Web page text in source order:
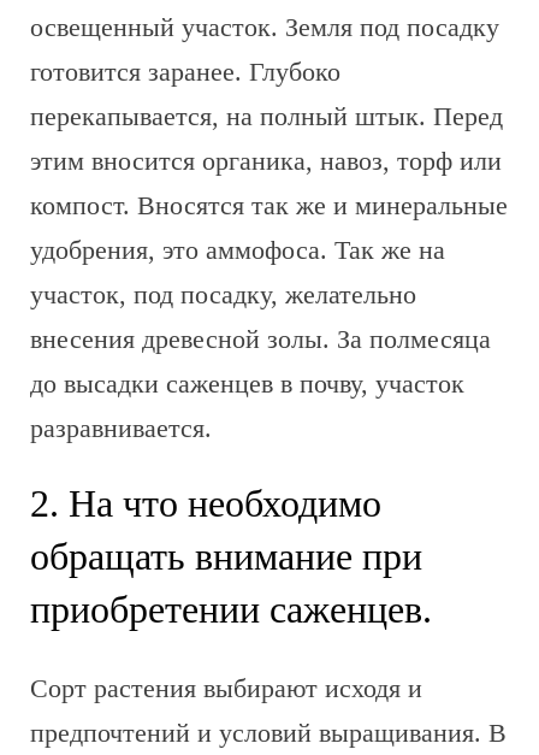
освещенный участок. Земля под посадку
готовится заранее. Глубоко
перекапывается, на полный штык. Перед
этим вносится органика, навоз, торф или
компост. Вносятся так же и минеральные
удобрения, это аммофоса. Так же на
участок, под посадку, желательно
внесения древесной золы. За полмесяца
до высадки саженцев в почву, участок
разравнивается.
2. На что необходимо
обращать внимание при
приобретении саженцев.
Сорт растения выбирают исходя и
предпочтений и условий выращивания. В